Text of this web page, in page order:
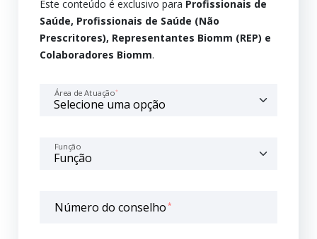
Este conteúdo é exclusivo para Profissionais de
Saúde, Profissionais de Saúde (Não
Prescritores), Representantes Biomm (REP) e
Colaboradores Biomm.
Área de Atuação*
Função
Número do conselho*